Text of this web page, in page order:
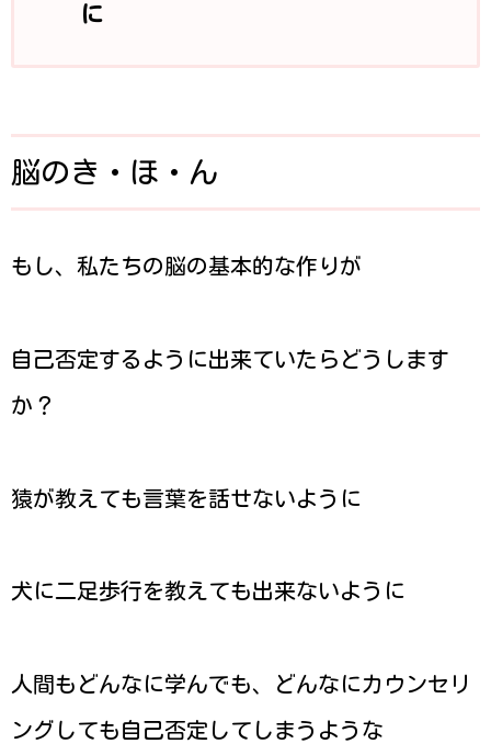
に
脳のき・ほ・ん
もし、私たちの脳の基本的な作りが
自己否定するように出来ていたらどうします
か？
猿が教えても言葉を話せないように
犬に二足歩行を教えても出来ないように
人間もどんなに学んでも、どんなにカウンセリ
ングしても自己否定してしまうような